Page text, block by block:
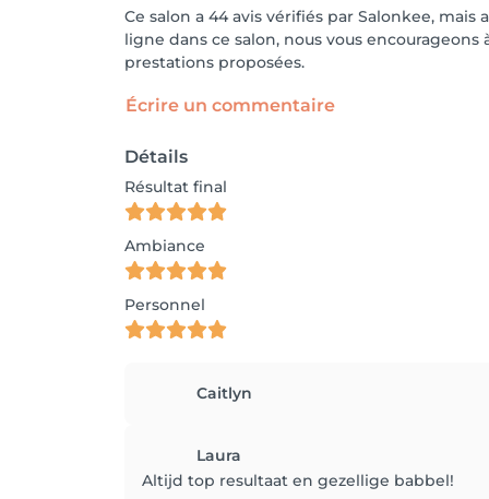
Ce salon a 44 avis vérifiés par Salonkee,
ligne dans ce salon, nous vous
prestations proposées.
Écrire un commentaire
Détails
Résultat final
Ambiance
Personnel
Caitlyn
Laura
Altijd top resultaat en gezellige babbel!